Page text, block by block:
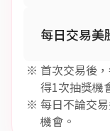
每日交易美
首次交易後
得1次抽獎機
每日不論交
機會。